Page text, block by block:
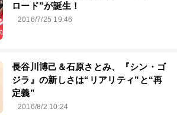
ロード”が誕生！
2016/7/25 19:46
長谷川博己＆石原さとみ、『シン・ゴ
ジラ』の新しさは“リアリティ”と“再
定義”
2016/8/2 10:24